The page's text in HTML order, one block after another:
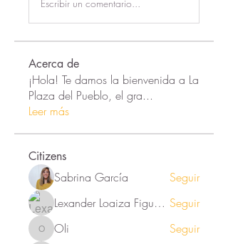
Escribir un comentario...
Acerca de
¡Hola! Te damos la bienvenida a La
Plaza del Pueblo, el gra...
Leer más
Citizens
Sabrina García
Seguir
Lexander Loaiza Figueroa Seguir
Oli Oli Seguir